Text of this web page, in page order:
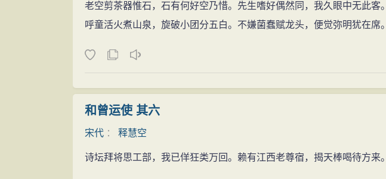
老空剪茶器惟石，石有何好空乃惜。先生嗜好偶然同，我久眼中无此客。
呼童活火煮山泉，旋破小团分五白。不嫌菌蠢赋龙头，便觉弥明犹在席。
和曾运使 其六
宋代 ： 释慧空
诗坛拜将思工部，我已佯狂类万回。赖有江西老尊宿，揭天棒喝待方来。